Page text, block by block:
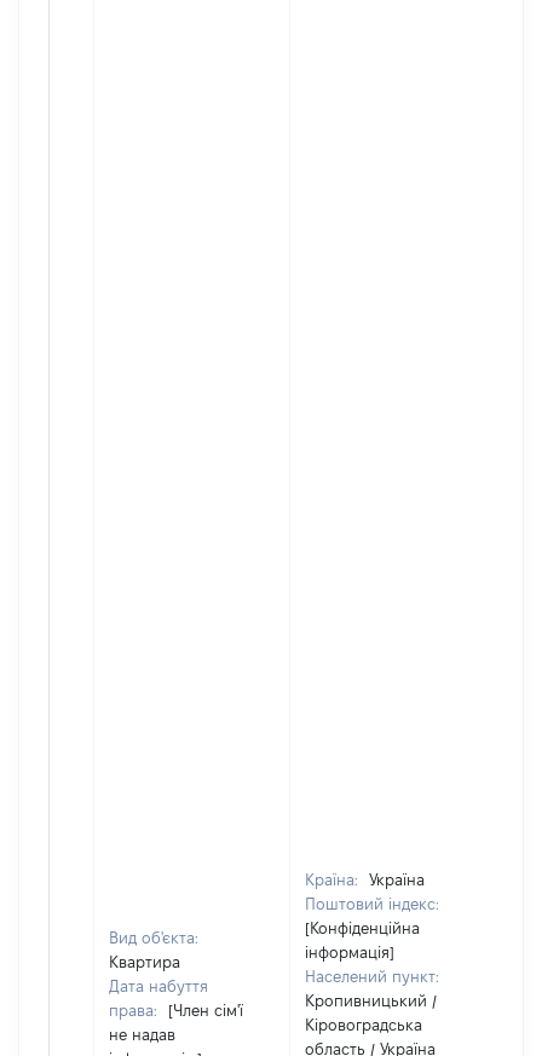
Вид об'єкта:
Квартира
Дата набуття
права:
[Член сім'ї
не надав
Країна:
Україна
Поштовий індекс:
[Конфіденційна
інформація]
Населений пункт:
Кропивницький /
Кіровоградська
область / Україна